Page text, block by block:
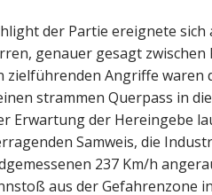
der Partie ereignete
genauer gesagt
zielführenden Angriffe waren
strammen Querpass in
Erwartung der Hereingebe
Samweis, die
237 Km/h
aus der Gefahrenzone